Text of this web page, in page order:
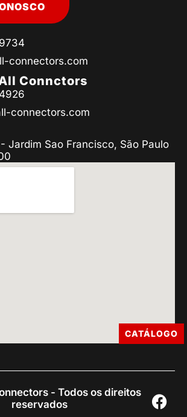
connectors.com
Connctors
connectors.com
Jardim Sao Francisco, São Paulo
- Todos os direitos
reservados
CATÁLOGO